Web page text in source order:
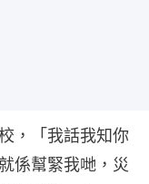
，「我話我知你
係幫緊我哋，災